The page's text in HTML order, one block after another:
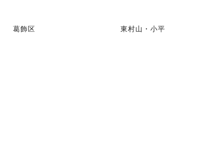
葛飾区 東村山・小平